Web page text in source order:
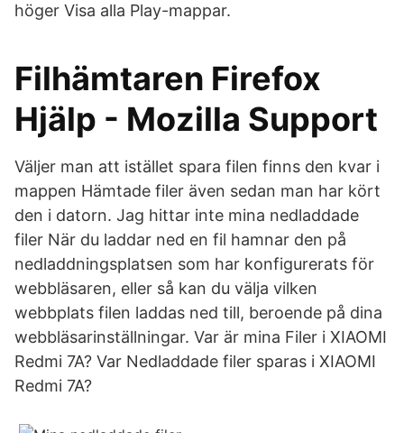
höger Visa alla Play-mappar.
Filhämtaren Firefox
Hjälp - Mozilla Support
Väljer man att istället spara filen finns den kvar i
mappen Hämtade filer även sedan man har kört
den i datorn. Jag hittar inte mina nedladdade
filer När du laddar ned en fil hamnar den på
nedladdningsplatsen som har konfigurerats för
webbläsaren, eller så kan du välja vilken
webbplats filen laddas ned till, beroende på dina
webbläsarinställningar. Var är mina Filer i XIAOMI
Redmi 7A? Var Nedladdade filer sparas i XIAOMI
Redmi 7A?